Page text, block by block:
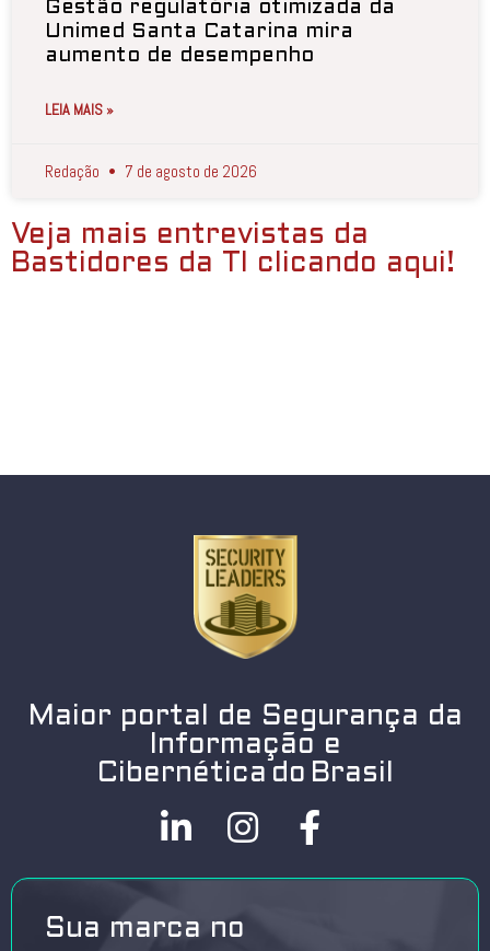
Gestão regulatória otimizada da
Unimed Santa Catarina mira
aumento de desempenho
LEIA MAIS »
Redação 7 de agosto de 2026
Veja mais entrevistas da
Bastidores da TI clicando aqui!
Maior portal de Segurança da
Informação e
Cibernética do Brasil
Sua marca no